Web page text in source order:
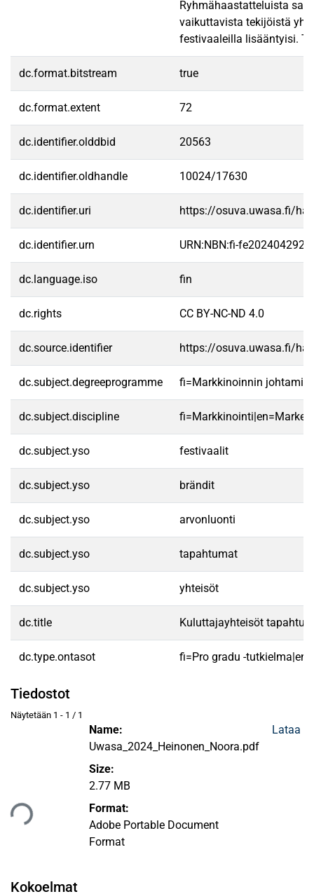
Ryhmähaastatteluista
vaikuttavista tekijöistä
festivaaleilla lisääntyisi.
dc.format.bitstream true
dc.format.extent 72
dc.identifier.olddbid 20563
dc.identifier.oldhandle 10024/17630
dc.identifier.uri https://osuva.uwasa.fi/
dc.identifier.urn URN:NBN:fi-
dc.language.iso fin
dc.rights CC BY-NC-ND 4.0
dc.source.identifier https://osuva.uwasa.fi/
dc.subject.degreeprogramme fi=Markkinoinnin
dc.subject.discipline
dc.subject.yso festivaalit
dc.subject.yso brändit
dc.subject.yso arvonluonti
dc.subject.yso tapahtumat
dc.subject.yso yhteisöt
dc.title Kuluttajayhteisöt
dc.type.ontasot fi=Pro gradu -
Tiedostot
Näytetään 1 - 1 / 1
Name:
Uwasa_2024_Heinonen_Noora.pdf
Size:
2.77 MB
Format:
Adobe Portable Document
Format
Lataa
Kokoelmat